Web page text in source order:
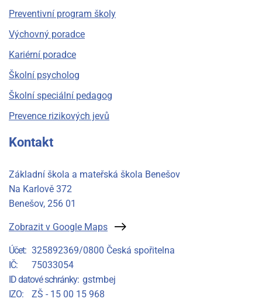
Preventivní program školy
Výchovný poradce
Kariérní poradce
Školní psycholog
Školní speciální pedagog
Prevence rizikových jevů
Kontakt
Základní škola a mateřská škola Benešov
Na Karlově 372
Benešov, 256 01
Zobrazit v Google Maps
Účet
325892369/0800 Česká spořitelna
IČ
75033054
ID datové schránky gstmbej
IZO
ZŠ - 15 00 15 968